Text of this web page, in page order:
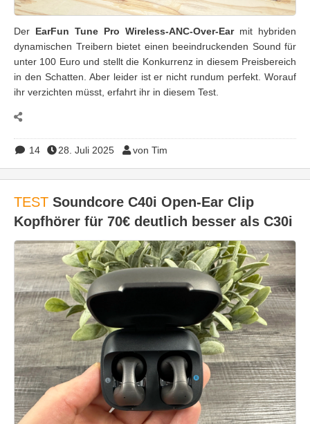
Der EarFun Tune Pro Wireless-ANC-Over-Earmit hybriden
dynamischen Treibern bietet einen beeindruckenden Sound für
unter 100 Euro und stellt die Konkurrenz in diesem Preisbereich
in den Schatten. Aber leider ist er nicht rundum perfekt. Worauf
ihr verzichten müsst, erfahrt ihr in diesem Test.
14 28. Juli 2025 von Tim
TEST Soundcore C40i Open-Ear Clip
Kopfhörer für 70€ deutlich besser als C30i